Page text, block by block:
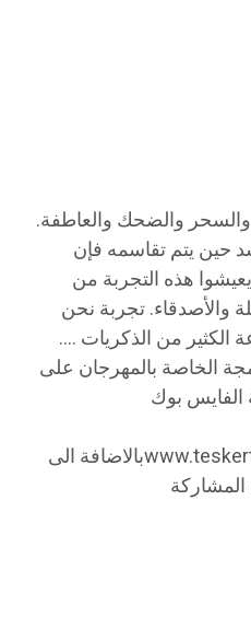
والضحك والعاطفة.
حين يتم تقاسمه فإن
هذه التجربة من
والأصدقاء. تجربة نحن
الكثير من الذكريات ….
الخاصة بالمهرجان على
بوك
تباع التذاكر على الموقع www.teskerti.tnبالاضافة الى
المشاركة